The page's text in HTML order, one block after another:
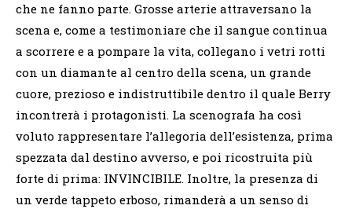
che ne fanno parte. Grosse arterie attraversano la
scena e, come a testimoniare che il sangue continua
a scorrere e a pompare la vita, collegano i vetri rotti
con un diamante al centro della scena, un grande
cuore, prezioso e indistruttibile dentro il quale Berry
incontrerà i protagonisti. La scenografa ha così
voluto rappresentare l’allegoria dell’esistenza, prima
spezzata dal destino avverso, e poi ricostruita più
forte di prima: INVINCIBILE. Inoltre, la presenza di
un verde tappeto erboso, rimanderà a un senso di